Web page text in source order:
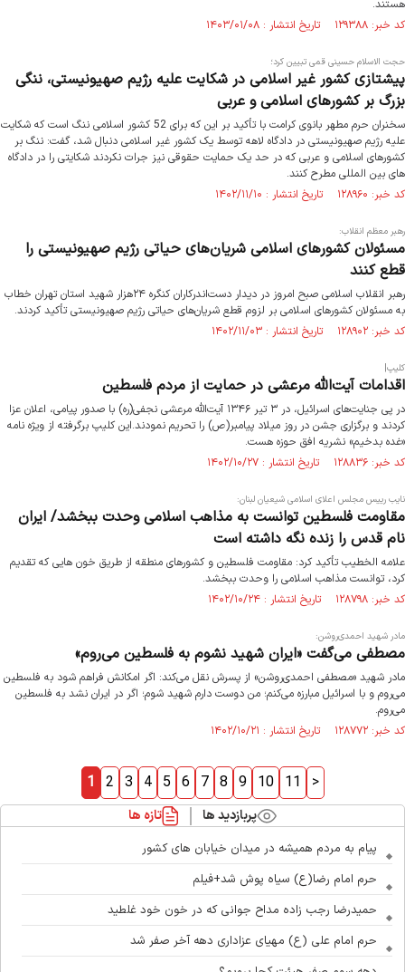
هستند.
کد خبر: ۱۲۹۳۸۸ تاریخ انتشار : ۱۴۰۳/۰۱/۰۸
حجت الاسلام حسینی قمی تبیین کرد؛
پیشتازی کشور غیر اسلامی در شکایت علیه رژیم صهیونیستی، ننگی
بزرگ بر کشورهای اسلامی و عربی
سخنران حرم مطهر بانوی کرامت با تأکید بر این که برای 52 کشور اسلامی ننگ است که شکایت
علیه رژیم صهیونیستی در دادگاه لاهه توسط یک کشور غیر اسلامی دنبال شد، گفت: ننگ بر
کشورهای اسلامی و عربی که در حد یک حمایت حقوقی نیز جرات نکردند شکایتی را در دادگاه
های بین المللی مطرح کنند.
کد خبر: ۱۲۸۹۶۰ تاریخ انتشار : ۱۴۰۲/۱۱/۱۰
رهبر معظم انقلاب:
مسئولان کشورهای اسلامی شریان‌های حیاتی رژیم صهیونیستی را
قطع کنند
رهبر انقلاب اسلامی صبح امروز در دیدار دست‌اندرکاران کنگره ۲۴هزار شهید استان تهران خطاب
به مسئولان کشورهای اسلامی بر لزوم قطع شریان‌های حیاتی رژیم صهیونیستی تأکید کردند.
کد خبر: ۱۲۸۹۰۲ تاریخ انتشار : ۱۴۰۲/۱۱/۰۳
کلیپ|
اقدامات آیت‌الله مرعشی در حمایت از مردم فلسطین
در پی جنایت‌های اسرائیل، در ۳ تیر ۱۳۴۶ آیت‌الله مرعشی نجفی(ره) با صدور پیامی، اعلان عزا
کردند و برگزاری جشن در روز میلاد پیامبر(ص) را تحریم نمودند.این کلیپ برگرفته از ویژه نامه
«غده بدخیم» نشریه افق حوزه هست.
کد خبر: ۱۲۸۸۳۶ تاریخ انتشار : ۱۴۰۲/۱۰/۲۷
نایب رییس مجلس اعلای اسلامی شیعیان لبنان:
مقاومت فلسطین توانست به مذاهب اسلامی وحدت ببخشد/ ایران
نام قدس را زنده نگه داشته است
علامه الخطیب تأکید کرد: مقاومت فلسطین و کشورهای منطقه از طریق خون هایی که تقدیم
کرد، توانست مذاهب اسلامی را وحدت ببخشد.
کد خبر: ۱۲۸۷۹۸ تاریخ انتشار : ۱۴۰۲/۱۰/۲۴
مادر شهید احمدی‌روشن:
مصطفی می‌گفت «ایران شهید نشوم به فلسطین می‌روم»
مادر شهید «مصطفی احمدی‌روشن» از پسرش نقل می‌کند: اگر امکانش فراهم شود به فلسطین
می‌روم و با اسرائیل مبارزه می‌کنم؛ من دوست دارم شهید شوم؛ اگر در ایران نشد به فلسطین
می‌روم.
کد خبر: ۱۲۸۷۷۲ تاریخ انتشار : ۱۴۰۲/۱۰/۲۱
1 2 3 4 5 6 7 8 9 10 11 >
پربازدید ها تازه ها
پیام به مردم همیشه در میدان خیابان های کشور
حرم امام رضا(ع) سیاه پوش شد+فیلم
حمیدرضا رجب زاده مداح جوانی که در خون خود غلطید
حرم امام علی (ع) مهیای عزاداری دهه آخر صفر شد